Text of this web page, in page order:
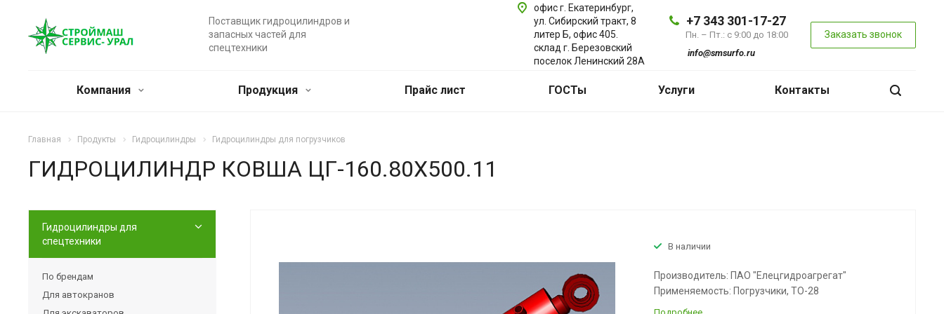
Поставщик гидроцилиндров и
запасных частей для
спецтехники
+7 343 301-17-27
Пн. – Пт.: с 9:00 до 18:00
info@smsurfo.ru
Заказать звонок
офис г. Екатеринбург,
ул. Сибирский тракт, 8
литер Б, офис 405.
склад г. Березовский
поселок Ленинский 28А
Компания Продукция Прайс лист ГОСТы Услуги Контакты
Главная Продукты Гидроцилиндры Гидроцилиндры для погрузчиков
ГИДРОЦИЛИНДР КОВША ЦГ-160.80Х500.11
В наличии
Производитель: ПАО "Елецгидроагрегат"
Применяемость: Погрузчики, ТО-28
Гидроцилиндры для
спецтехники
По брендам
Для автокранов